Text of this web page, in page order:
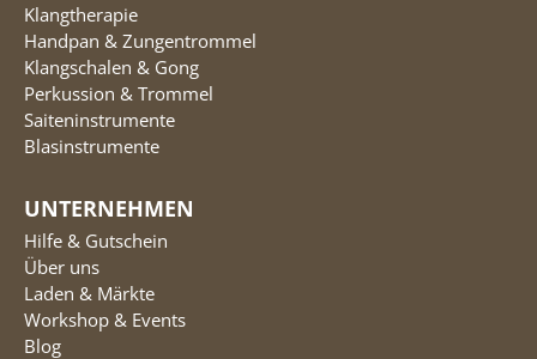
Klangtherapie
Handpan & Zungentrommel
Klangschalen & Gong
Perkussion & Trommel
Saiteninstrumente
Blasinstrumente
UNTERNEHMEN
Hilfe & Gutschein
Über uns
Laden & Märkte
Workshop & Events
Blog